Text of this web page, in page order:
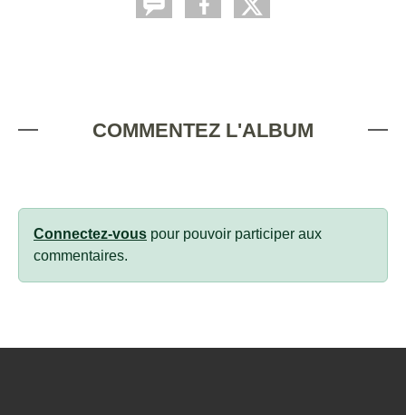
COMMENTEZ L'ALBUM
Connectez-vous pour pouvoir participer aux
commentaires.